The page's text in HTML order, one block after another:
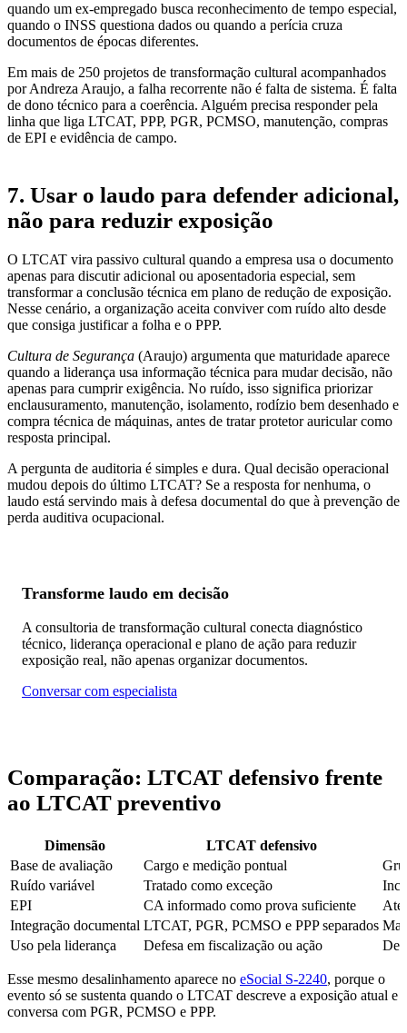
quando um ex-empregado busca reconhecimento de tempo especial,
quando o INSS questiona dados ou quando a perícia cruza
documentos de épocas diferentes.
Em mais de 250 projetos de transformação cultural acompanhados
por Andreza Araujo, a falha recorrente não é falta de sistema. É falta
de dono técnico para a coerência. Alguém precisa responder pela
linha que liga LTCAT, PPP, PGR, PCMSO, manutenção, compras
de EPI e evidência de campo.
7. Usar o laudo para defender adicional,
não para reduzir exposição
O LTCAT vira passivo cultural quando a empresa usa o documento
apenas para discutir adicional ou aposentadoria especial, sem
transformar a conclusão técnica em plano de redução de exposição.
Nesse cenário, a organização aceita conviver com ruído alto desde
que consiga justificar a folha e o PPP.
Cultura de Segurança (Araujo) argumenta que maturidade aparece
quando a liderança usa informação técnica para mudar decisão, não
apenas para cumprir exigência. No ruído, isso significa priorizar
enclausuramento, manutenção, isolamento, rodízio bem desenhado e
compra técnica de máquinas, antes de tratar protetor auricular como
resposta principal.
A pergunta de auditoria é simples e dura. Qual decisão operacional
mudou depois do último LTCAT? Se a resposta for nenhuma, o
laudo está servindo mais à defesa documental do que à prevenção de
perda auditiva ocupacional.
Transforme laudo em decisão
A consultoria de transformação cultural conecta diagnóstico
técnico, liderança operacional e plano de ação para reduzir
exposição real, não apenas organizar documentos.
Conversar com especialista
Comparação: LTCAT defensivo frente
ao LTCAT preventivo
Dimensão
LTCAT defensivo
Base de avaliação
Cargo e medição pontual
Ruído variável
Tratado como exceção
EPI
CA informado como prova suficiente
Integração documental LTCAT, PGR, PCMSO e PPP separados
Uso pela liderança
Defesa em fiscalização ou ação
Esse mesmo desalinhamento aparece no eSocial S-2240, porque o
evento só se sustenta quando o LTCAT descreve a exposição atual e
conversa com PGR, PCMSO e PPP.